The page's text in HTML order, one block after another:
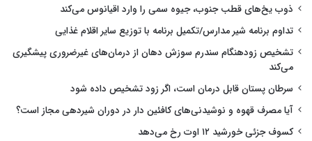
ذوب یخ‌های قطب جنوب، جیوه سمی را وارد اقیانوس می‌کند
تداوم برنامه شیر مدارس/تکمیل برنامه با توزیع سایر اقلام غذایی
تشخیص زودهنگام سندرم سوزش دهان از درمان‌های غیرضروری پیشگیری
می‌کند
سرطان پستان قابل درمان است، اگر زود تشخیص داده شود
آیا مصرف قهوه و نوشیدنی‌های کافئین دار در دوران شیردهی مجاز است؟
کسوف جزئی خورشید ۱۲ اوت رخ می‌دهد